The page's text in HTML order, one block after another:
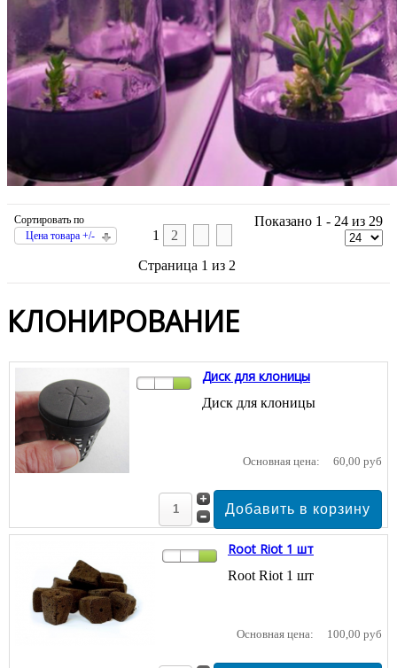
Сортировать по
Цена товара +/-
1
2
Страница 1 из 2
Показано 1 - 24 из 29
КЛОНИРОВАНИЕ
Диск для клоницы
Диск для клоницы
Основная цена: 60,00 руб
Root Riot 1 шт
Root Riot 1 шт
Основная цена: 100,00 руб